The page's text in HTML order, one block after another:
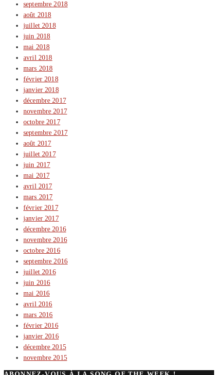
septembre 2018
août 2018
juillet 2018
juin 2018
mai 2018
avril 2018
mars 2018
février 2018
janvier 2018
décembre 2017
novembre 2017
octobre 2017
septembre 2017
août 2017
juillet 2017
juin 2017
mai 2017
avril 2017
mars 2017
février 2017
janvier 2017
décembre 2016
novembre 2016
octobre 2016
septembre 2016
juillet 2016
juin 2016
mai 2016
avril 2016
mars 2016
février 2016
janvier 2016
décembre 2015
novembre 2015